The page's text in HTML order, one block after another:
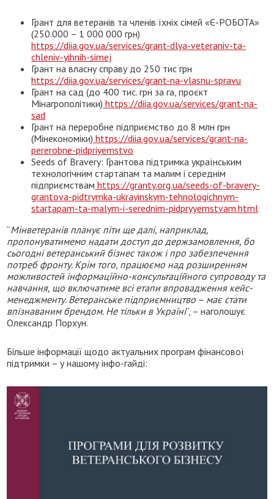
Грант для ветеранів та членів їхніх сімей «Є-РОБОТА»
(250.000 – 1 000 000 грн)
https://diia.gov.ua/services/grant-dlya-veteraniv-ta-
chleniv-yihnih-simej
Грант на власну справу до 250 тис грн
https://diia.gov.ua/services/grant-na-vlasnu-spravu
Грант на сад (до 400 тис. грн за га, проєкт
Мінагрополітики) https://diia.gov.ua/services/grant-na-
sad
Грант на переробне підприємство до 8 млн грн
(Мінекономіки) https://diia.gov.ua/services/grant-na-
pererobne-pidpriyemstvo
Seeds of Bravery: Грантова підтримка українським
технологічним стартапам та малим і середнім
підприємствам https://granty.org.ua/seeds-of-bravery-
grantova-pidtrymka-ukrayinskym-tehnologichnym-
startapam-ta-malym-i-serednim-pidpryyemstvam.html
“Мінветеранів планує піти ще далі, наприклад,
пропонуватимемо надати доступ до держзамовлення, бо
сьогодні ветеранський бізнес також і про забезпечення
потреб фронту. Крім того, працюємо над розширенням
можливостей інформаційно-консультаційного супроводу та
навчання, що включатиме всі етапи впровадження кейс-
менеджменту. Ветеранське підприємництво – має стати
впізнаваним брендом. Не тільки в Україні”, – наголошує
Олександр Порхун.
Більше інформації щодо актуальних програм фінансової
підтримки – у нашому інфо-гайді: